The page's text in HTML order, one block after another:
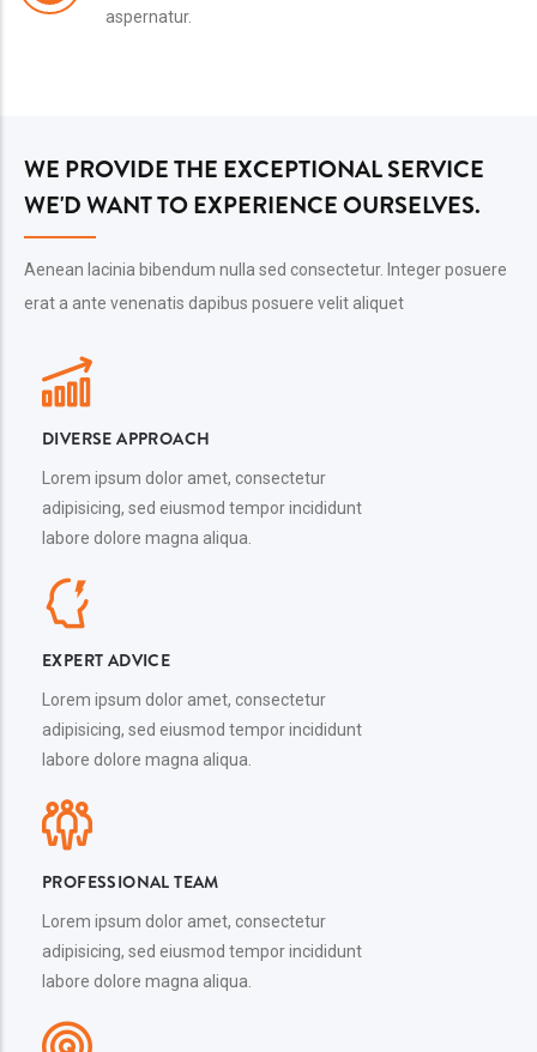
aspernatur.
WE PROVIDE THE EXCEPTIONAL SERVICE
WE'D WANT TO EXPERIENCE OURSELVES.
Aenean lacinia bibendum nulla sed consectetur. Integer posuere
erat a ante venenatis dapibus posuere velit aliquet
DIVERSE APPROACH
Lorem ipsum dolor amet, consectetur
adipisicing, sed eiusmod tempor incididunt
labore dolore magna aliqua.
EXPERT ADVICE
Lorem ipsum dolor amet, consectetur
adipisicing, sed eiusmod tempor incididunt
labore dolore magna aliqua.
PROFESSIONAL TEAM
Lorem ipsum dolor amet, consectetur
adipisicing, sed eiusmod tempor incididunt
labore dolore magna aliqua.